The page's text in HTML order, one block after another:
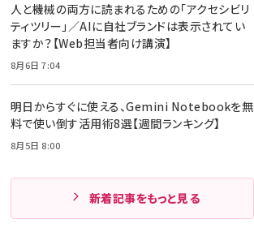
人と機械の両方に読まれるための「アクセシビリ
ティツリー」／AIに自社ブランドは表示されてい
ますか？【Web担当者向け講演】
8月6日 7:04
明日からすぐに使える、Gemini Notebookを無
料で使い倒す活用術8選【週間ランキング】
8月5日 8:00
新着記事をもっと見る